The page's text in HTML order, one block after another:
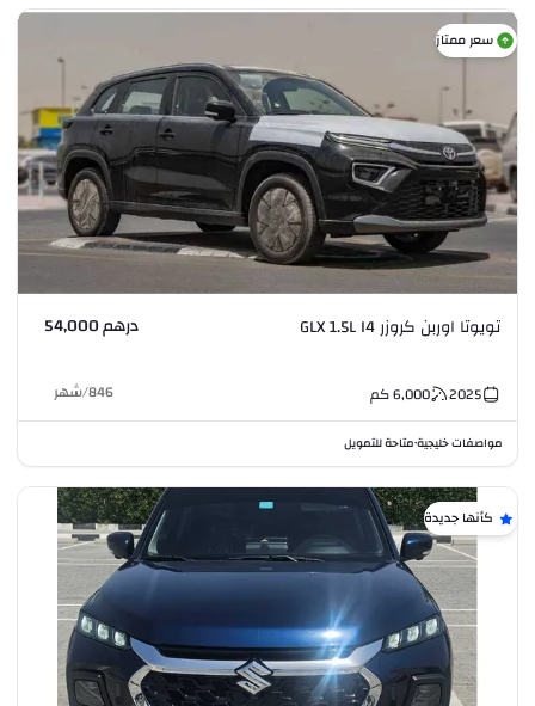
سعر ممتاز
تويوتا اوربن كروزر GLX 1.5L I4 درهم 54,000
2025
6,000كم 846
/شهر
مواصفات خليجية•متاحة للتمويل
كأنها جديدة